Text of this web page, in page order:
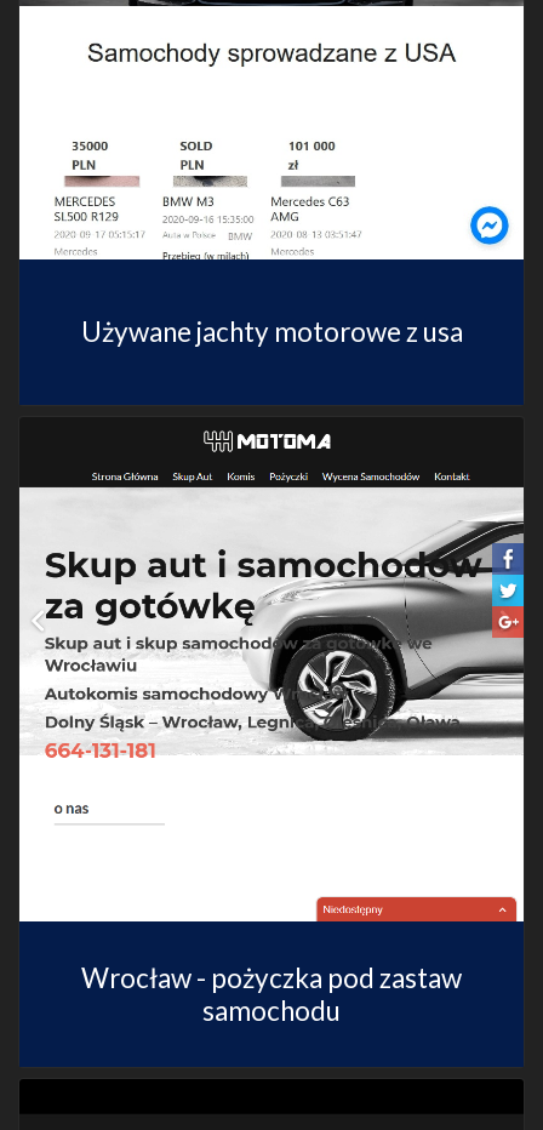
Używane jachty motorowe z usa
Wrocław - pożyczka pod zastaw
samochodu